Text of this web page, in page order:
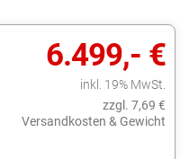
6.499,- €
inkl. 19% MwSt.
zzgl. 7,69 €
Versandkosten & Gewicht